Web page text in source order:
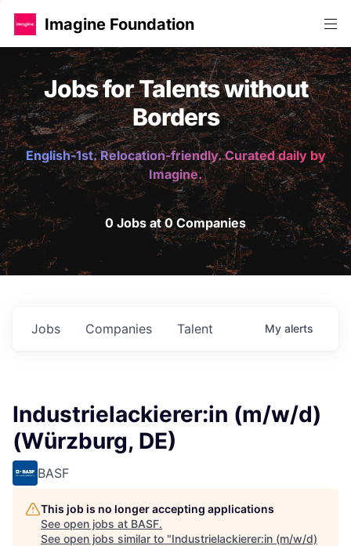
Imagine Foundation
Jobs for Talents without
Borders
English-1st. Relocation-friendly. Curated daily by
Imagine.
0 Jobs at 0 Companies
Jobs Companies Talent My alerts
Industrielackierer:in (m/w/d)
(Würzburg, DE)
BASF
This job is no longer accepting applications
See open jobs at BASF.
See open jobs similar to "Industrielackierer:in (m/w/d)